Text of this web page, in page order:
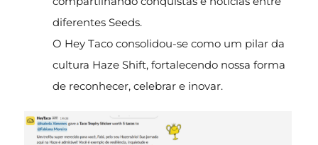
diferentes Seeds.
O Hey Taco consolidou-se como um pilar da
cultura Haze Shift, fortalecendo nossa forma
de reconhecer, celebrar e inovar.